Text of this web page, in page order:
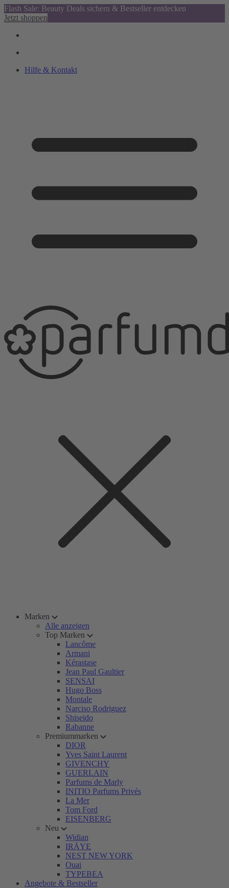
Flash Sale: Beauty Deals sichern & Bestseller entdecken
Jetzt shoppen
Hilfe & Kontakt
Marken
Alle anzeigen
Top Marken
Lancôme
Armani
Kérastase
Jean Paul Gaultier
SENSAI
Hugo Boss
Montale
Narciso Rodriguez
Shiseido
Rabanne
Premiummarken
DIOR
Yves Saint Laurent
GIVENCHY
GUERLAIN
Parfums de Marly
INITIO Parfums Privés
La Mer
Tom Ford
EISENBERG
Neu
Widian
IRÄYE
NEST NEW YORK
Ouai
TYPEBEA
Angebote & Bestseller